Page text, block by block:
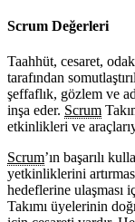
Scrum Değerleri
Taahhüt, cesaret,
tarafından
şeffaflık, gözlem ve
inşa eder. Scrum
etkinlikleri ve
Scrum’ın başarılı
yetkinliklerini
hedeflerine ulaşması
Takımı üyelerinin